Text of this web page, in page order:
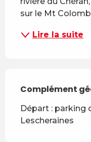
sur le Mt
Lire la suite
Complément
Complément
Départ : parking
Lescheraines